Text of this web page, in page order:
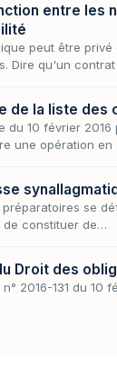
entre les
peut être
Dire qu'un
de la liste des
du 10 février
une opération
se
de constituer de…
Droit des
2016-131 du